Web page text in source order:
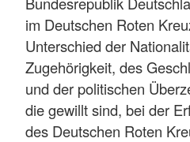
im Deutschen Roten
Unterschied der
Zugehörigkeit, des
und der politischen
die gewillt sind, bei der
des Deutschen Roten